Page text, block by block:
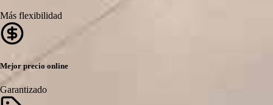
Más flexibilidad
Mejor precio online
Garantizado